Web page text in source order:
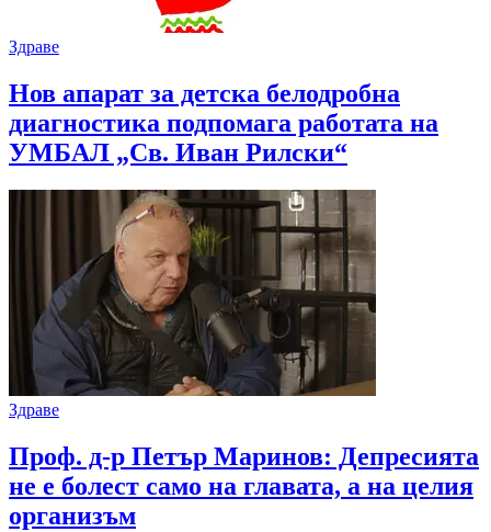
Здраве
Нов апарат за детска белодробна
диагностика подпомага работата на
УМБАЛ „Св. Иван Рилски“
Здраве
Проф. д-р Петър Маринов: Депресията
не е болест само на главата, а на целия
организъм